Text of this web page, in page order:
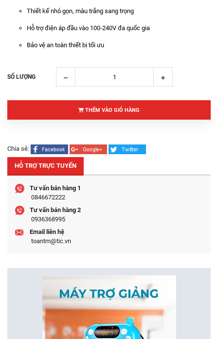
Thiết kế nhỏ gọn, màu trắng sang trọng
Hỗ trợ điện áp đầu vào 100-240V đa quốc gia
Bảo vệ an toàn thiết bị tối ưu
SỐ LƯỢNG
THÊM VÀO GIỎ HÀNG
Chia sẻ:
HỖ TRỢ TRỰC TUYẾN
Tư vấn bán hàng 1
0846672222
Tư vấn bán hàng 2
0936368995
Email liên hệ
toantm@tic.vn